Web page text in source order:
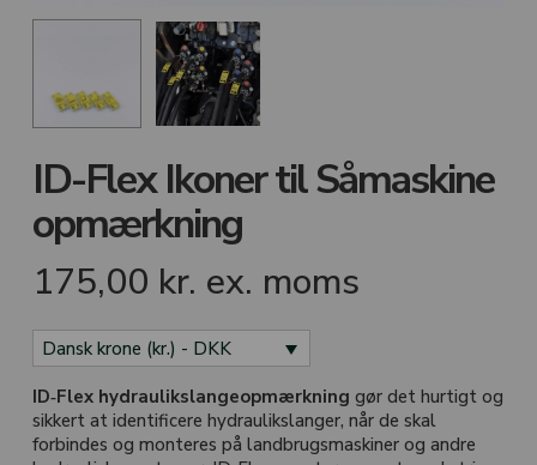
ID-Flex Ikoner til Såmaskine
opmærkning
175,00 kr. ex. moms
Dansk krone (kr.) - DKK
ID‑Flex hydraulikslangeopmærkning gør det hurtigt og
sikkert at identificere hydraulikslanger, når de skal
forbindes og monteres på landbrugsmaskiner og andre